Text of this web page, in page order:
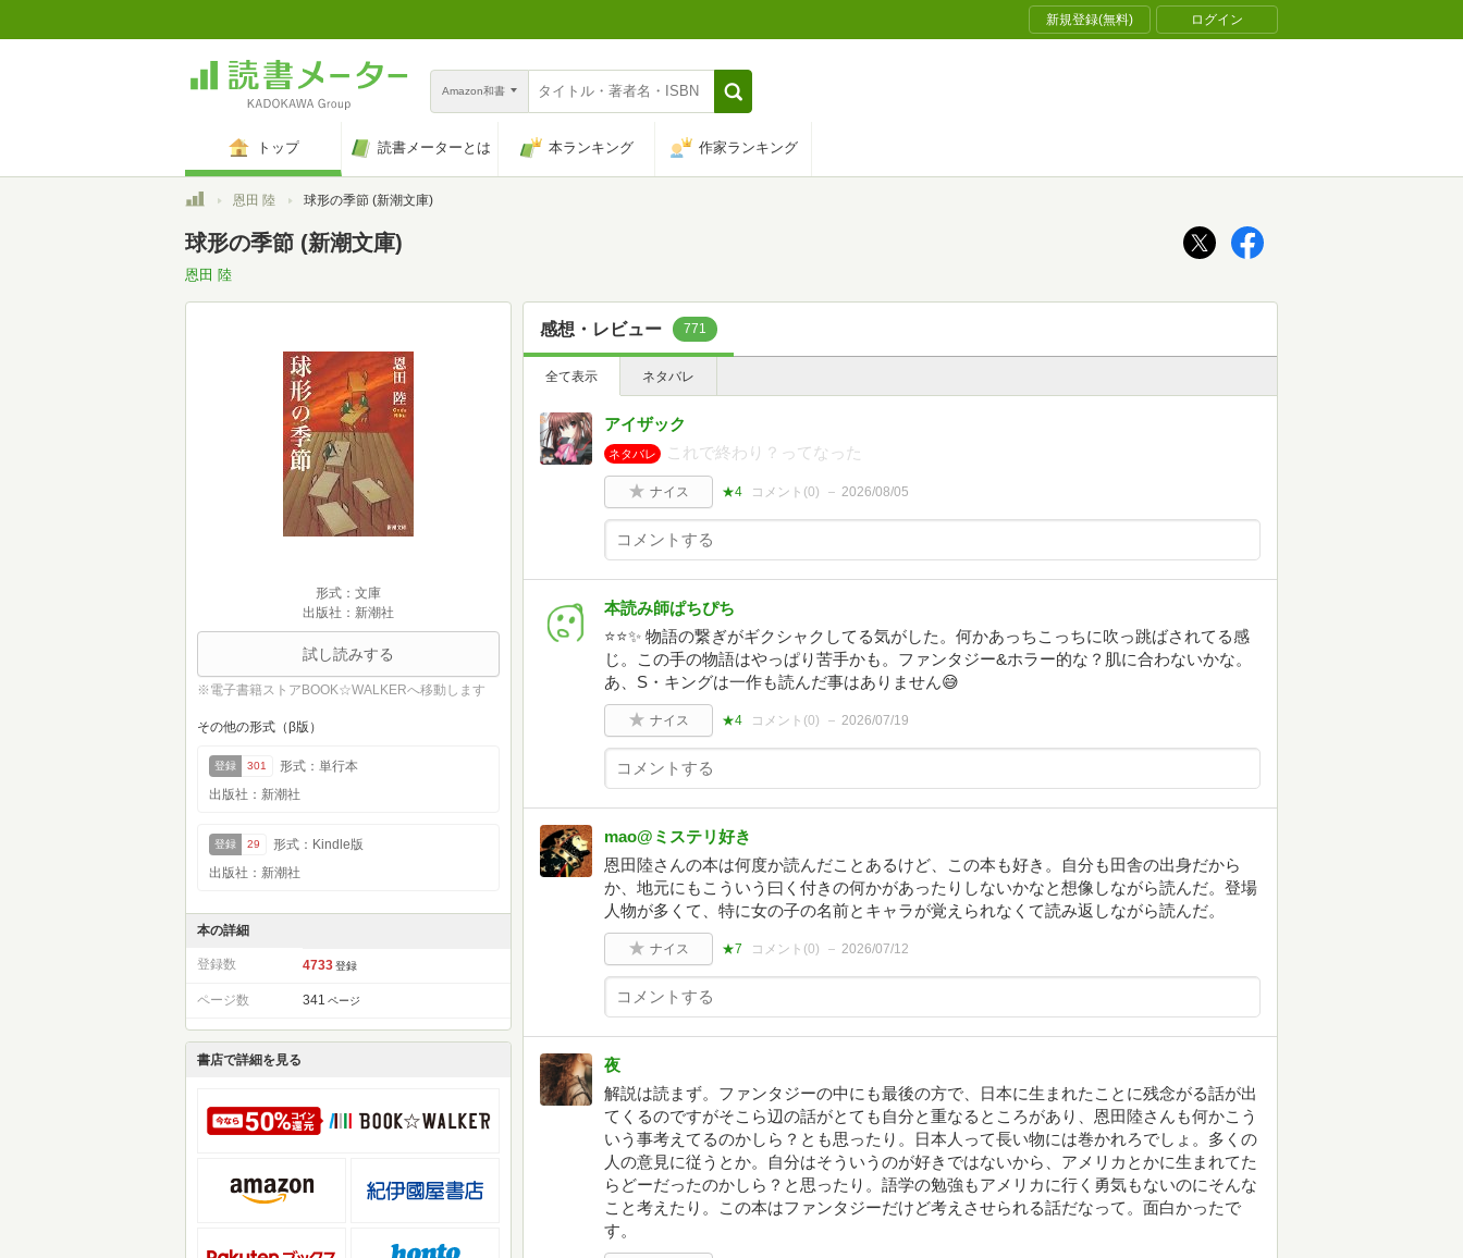
新規登録(無料) ログイン
Amazon和書
トップ 読書メーターとは 本ランキング 作家ランキング
トップ恩田 陸 球形の季節 (新潮文庫)
球形の季節 (新潮文庫)
恩田 陸
形式：文庫
出版社：新潮社
試し読みする
※電子書籍ストアBOOK☆WALKERへ移動します
その他の形式（β版）
登録 301
形式：単行本
出版社：新潮社
登録 29
形式：Kindle版
出版社：新潮社
本の詳細
登録数 4733 登録
ページ数 341 ページ
書店で詳細を見る
感想・レビュー 771
全て表示 ネタバレ
アイザック
ネタバレ これで終わり？ってなった
ナイス ★4 コメント(0) 2026/08/05
本読み師ぱちぴち
⭐️⭐️✨ 物語の繋ぎがギクシャクしてる気がした。何かあっちこっちに吹っ跳ばされてる感
じ。この手の物語はやっぱり苦手かも。ファンタジー&ホラー的な？肌に合わないかな。
あ、S・キングは一作も読んだ事はありません😅
ナイス ★4 コメント(0) 2026/07/19
mao@ミステリ好き
恩田陸さんの本は何度か読んだことあるけど、この本も好き。自分も田舎の出身だから
か、地元にもこういう曰く付きの何かがあったりしないかなと想像しながら読んだ。登場
人物が多くて、特に女の子の名前とキャラが覚えられなくて読み返しながら読んだ。
ナイス ★7 コメント(0) 2026/07/12
夜
解説は読まず。ファンタジーの中にも最後の方で、日本に生まれたことに残念がる話が出
てくるのですがそこら辺の話がとても自分と重なるところがあり、恩田陸さんも何かこう
いう事考えてるのかしら？とも思ったり。日本人って長い物には巻かれろでしょ。多くの
人の意見に従うとか。自分はそういうのが好きではないから、アメリカとかに生まれてた
らどーだったのかしら？と思ったり。語学の勉強もアメリカに行く勇気もないのにそんな
こと考えたり。この本はファンタジーだけど考えさせられる話だなって。面白かったで
す。